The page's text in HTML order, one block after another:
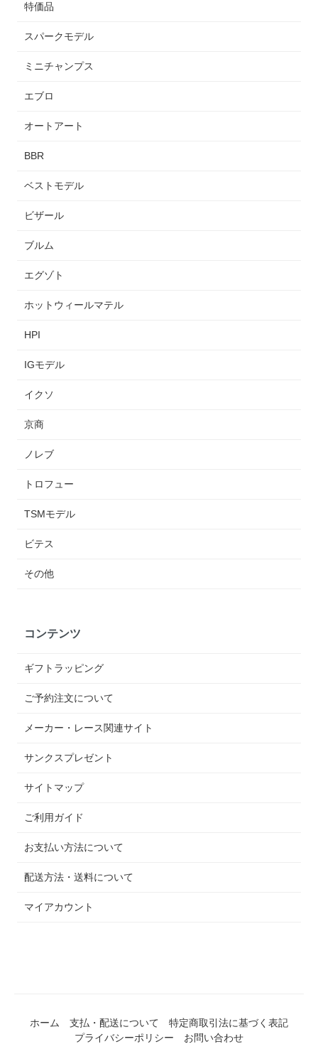
特価品
スパークモデル
ミニチャンプス
エブロ
オートアート
BBR
ベストモデル
ビザール
ブルム
エグゾト
ホットウィールマテル
HPI
IGモデル
イクソ
京商
ノレブ
トロフュー
TSMモデル
ビテス
その他
コンテンツ
ギフトラッピング
ご予約注文について
メーカー・レース関連サイト
サンクスプレゼント
サイトマップ
ご利用ガイド
お支払い方法について
配送方法・送料について
マイアカウント
ホーム 支払・配送について
特定商取引法に基づく表記
プライバシーポリシー
お問い合わせ